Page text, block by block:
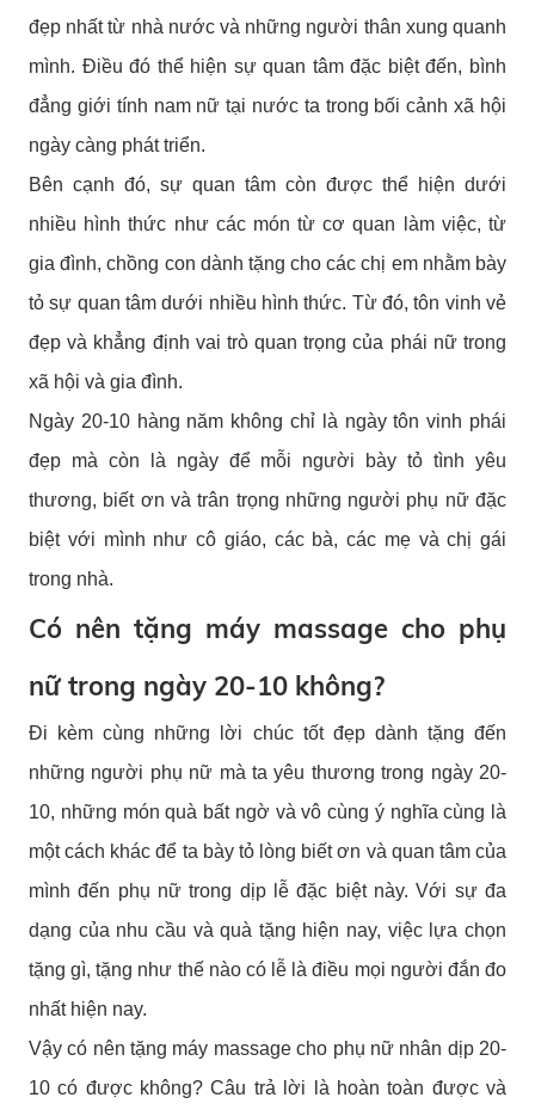
đẹp nhất từ nhà nước và những người thân xung quanh
mình. Điều đó thể hiện sự quan tâm đặc biệt đến, bình
đẳng giới tính nam nữ tại nước ta trong bối cảnh xã hội
ngày càng phát triển.
Bên cạnh đó, sự quan tâm còn được thể hiện dưới
nhiều hình thức như các món từ cơ quan làm việc, từ
gia đình, chồng con dành tặng cho các chị em nhằm bày
tỏ sự quan tâm dưới nhiều hình thức. Từ đó, tôn vinh vẻ
đẹp và khẳng định vai trò quan trọng của phái nữ trong
xã hội và gia đình.
Ngày 20-10 hàng năm không chỉ là ngày tôn vinh phái
đẹp mà còn là ngày để mỗi người bày tỏ tình yêu
thương, biết ơn và trân trọng những người phụ nữ đặc
biệt với mình như cô giáo, các bà, các mẹ và chị gái
trong nhà.
Có nên tặng máy massage cho phụ
nữ trong ngày 20-10 không?
Đi kèm cùng những lời chúc tốt đẹp dành tặng đến
những người phụ nữ mà ta yêu thương trong ngày 20-
10, những món quà bất ngờ và vô cùng ý nghĩa cùng là
một cách khác để ta bày tỏ lòng biết ơn và quan tâm của
mình đến phụ nữ trong dịp lễ đặc biệt này. Với sự đa
dạng của nhu cầu và quà tặng hiện nay, việc lựa chọn
tặng gì, tặng như thế nào có lễ là điều mọi người đắn đo
nhất hiện nay.
Vậy có nên tặng máy massage cho phụ nữ nhân dịp 20-
10 có được không? Câu trả lời là hoàn toàn được và